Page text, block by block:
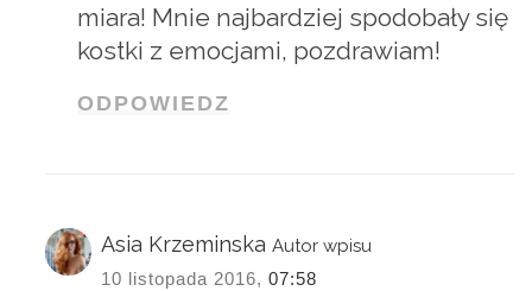
miara! Mnie najbardziej spodobały się
kostki z emocjami, pozdrawiam!
ODPOWIEDZ
Asia Krzeminska Autor wpisu
10 listopada 2016, 07:58